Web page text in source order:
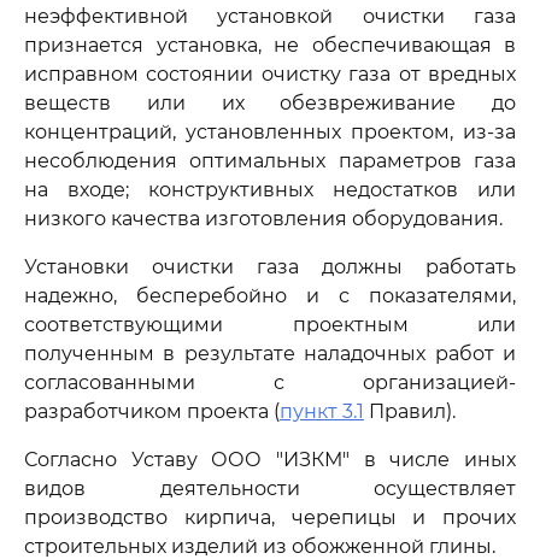
неэффективной установкой очистки газа
признается установка, не обеспечивающая в
исправном состоянии очистку газа от вредных
веществ или их обезвреживание до
концентраций, установленных проектом, из-за
несоблюдения оптимальных параметров газа
на входе; конструктивных недостатков или
низкого качества изготовления оборудования.
Установки очистки газа должны работать
надежно, бесперебойно и с показателями,
соответствующими проектным или
полученным в результате наладочных работ и
согласованными с организацией-
разработчиком проекта (пункт 3.1 Правил).
Согласно Уставу ООО "ИЗКМ" в числе иных
видов деятельности осуществляет
производство кирпича, черепицы и прочих
строительных изделий из обожженной глины.